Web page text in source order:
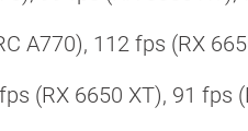
A770), 112 fps (RX
(RX 6650 XT), 91 fps